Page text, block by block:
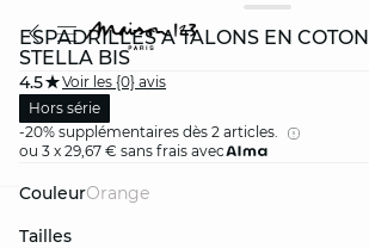
ESPADRILLES À TALONS EN COTON
STELLA BIS
4.5
Voir les {0} avis
Hors série
-20% supplémentaires dès 2 articles.
ou 3 x 29,67 € sans frais avec
Couleur
orange
Tailles